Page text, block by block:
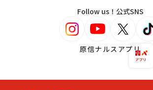
Follow us！公式SNS
原信ナルスアプリ